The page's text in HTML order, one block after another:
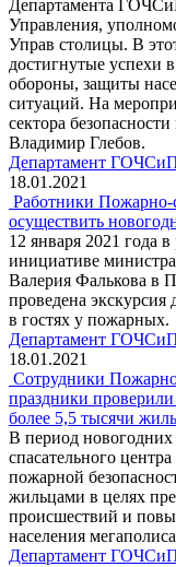
Департамента
Управления,
Управ столицы. В
достигнутые успехи
обороны, защиты
ситуаций. На
сектора
Владимир Глебов.
Департамент
18.01.2021
Работники Пожарно-
осуществить
12 января 2021 года
инициативе
Валерия Фалькова в
проведена
в гостях у пожарных.
Департамент
18.01.2021
Сотрудники
праздники
более 5,5 тысячи
В период
спасательного
пожарной
жильцами в целях
происшествий и
населения
Департамент